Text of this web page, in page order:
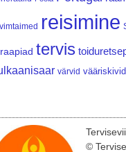
reisimine
tervis
värvid vääriskivid
©